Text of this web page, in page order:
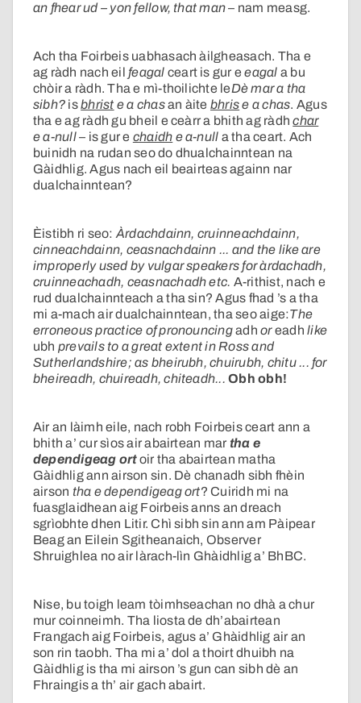
an fhear ud – yon fellow, that man– nam measg.
Ach tha Foirbeis uabhasach àilgheasach. Tha e
ag ràdh nach eil feagal ceart is gur eeagal a bu
chòir a ràdh. Tha e mì-thoilichte leDè mar a tha
sibh? isbhrist e a chasan àite bhrise a chas. Agus
tha e ag ràdh gu bheil e ceàrr a bhith ag ràdhchar
e a-null– is gur e chaidh e a-null a tha ceart. Ach
buinidh na rudan seo do dhualchainntean na
Gàidhlig. Agus nach eil beairteas againn nar
dualchainntean?
Èistibh ri seo:Àrdachdainn, cruinneachdainn,
cinneachdainn, ceasnachdainn ... and the like are
improperly used by vulgar speakers for àrdachadh,
cruinneachadh, ceasnachadh etc. A-rithist, nach e
rud dualchainnteach a tha sin? Agus fhad ’s a tha
mi a-mach air dualchainntean, tha seo aige:The
erroneous practice of pronouncingadh oreadh like
ubh prevails to a great extent in Ross and
Sutherlandshire; as bheirubh, chuirubh, chitu ... for
bheireadh, chuireadh, chiteadh... Obh obh!
Air an làimh eile, nach robh Foirbeis ceart ann a
bhith a’ cur sìos air abairtean mar tha e
dependigeag ortoir tha abairtean matha
Gàidhlig ann airson sin. Dè chanadh sibh fhèin
airson tha e dependigeag ort? Cuiridh mi na
fuasglaidhean aig Foirbeis anns an dreach
sgrìobhte dhen Litir. Chì sibh sin ann am Pàipear
Beag an Eilein Sgitheanaich, Observer
Shruighlea no air làrach-lìn Ghàidhlig a’ BhBC.
Nise, bu toigh leam tòimhseachan no dhà a chur
mur coinneimh. Tha liosta de dh’abairtean
Frangach aig Foirbeis, agus a’ Ghàidhlig air an
son rin taobh. Tha mi a’ dol a thoirt dhuibh na
Gàidhlig is tha mi airson ’s gun can sibh dè an
Fhraingis a th’ air gach abairt.